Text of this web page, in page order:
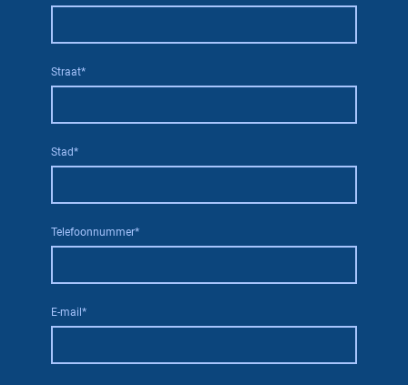
Straat*
Stad*
Telefoonnummer*
E-mail *